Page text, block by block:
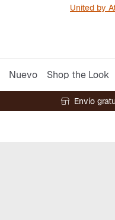
United by
Nuevo Shop the Look
Envío